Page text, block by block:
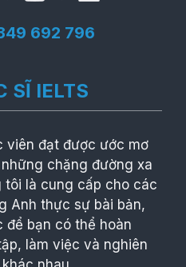
692 796
SĨ IELTS
viên đạt được ước mơ
chặng đường xa
tôi là cung cấp cho các
Anh thực sự bài bản,
bạn có thể hoàn
làm việc và nghiên